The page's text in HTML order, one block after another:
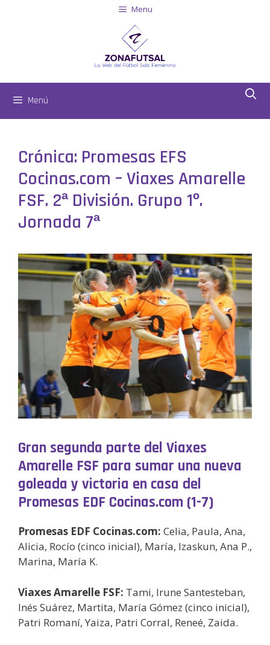
Menu
Menú
Crónica: Promesas EFS
Cocinas.com – Viaxes Amarelle
FSF. 2ª División. Grupo 1º.
Jornada 7ª
Gran segunda parte del Viaxes
Amarelle FSF para sumar una nueva
goleada y victoria en casa del
Promesas EDF Cocinas.com (1-7)
Promesas EDF Cocinas.com: Celia, Paula, Ana,
Alicia, Rocío (cinco inicial), María, Izaskun, Ana P.,
Marina, María K.
Viaxes Amarelle FSF: Tami, Irune Santesteban,
Inés Suárez, Martita, María Gómez (cinco inicial),
Patri Romaní, Yaiza, Patri Corral, Reneé, Zaida.